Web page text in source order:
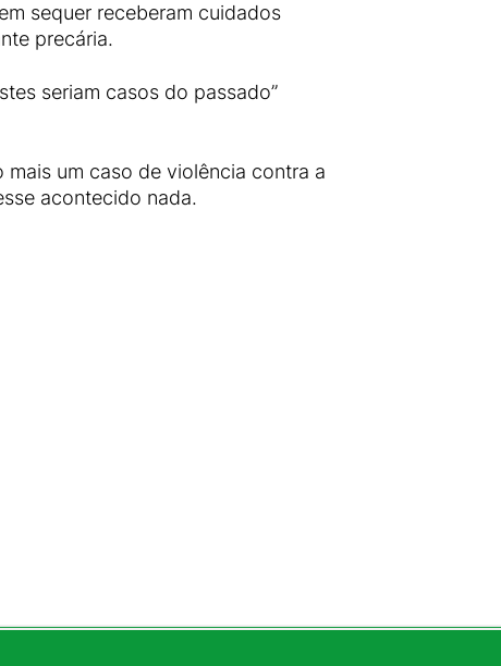
sequer receberam cuidados
precária.
seriam casos do passado”
um caso de violência contra a
acontecido nada.